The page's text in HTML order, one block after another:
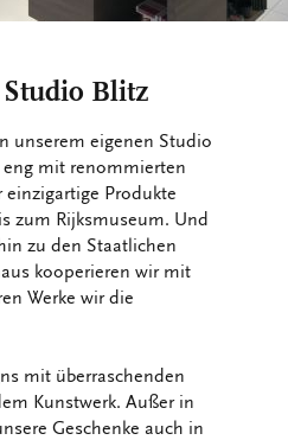
Blitz
unserem eigenen Studio
eng mit renommierten
Produkte
zum Rijksmuseum. Und
zu den Staatlichen
kooperieren wir mit
Werke wir die
mit überraschenden
Kunstwerk. Außer in
Geschenke auch in